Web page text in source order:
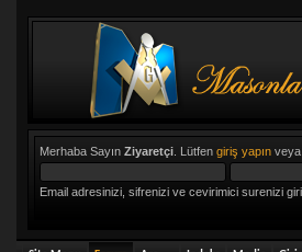
Merhaba Sayın Ziyaretçi. Lütfen giriş yapınveya
Email adresinizi, sifrenizi ve cevirimici surenizi